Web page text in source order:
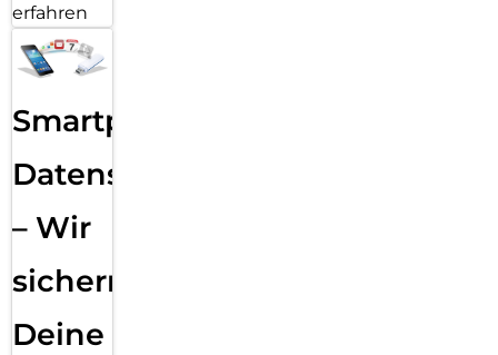
erfahren
Smartphone
Datensicherung
– Wir
sichern
Deine